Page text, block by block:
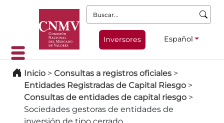
Buscar:
Inversores Español
Inicio > Consultas a registros oficiales >
Entidades Registradas de Capital Riesgo >
Consultas de entidades de capital riesgo >
Sociedades gestoras de entidades de